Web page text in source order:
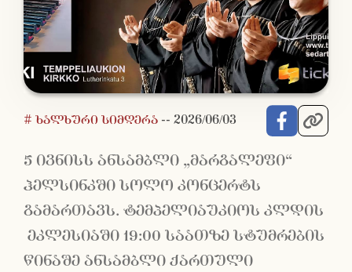
# ხალხური სიმღერა -- 2026/06/03
5 ივნისს ანსამბლი „მარგალეფი“
ჰელსინკში სოლო კონცერტს
გამართავს. ტემპელიაუკიოს კლდის
ეკლესიაში 19:00 საათზე სტუმრების
წინაშე ანსამბლი ქართული